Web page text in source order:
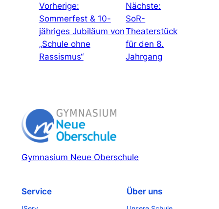
Vorherige:
Sommerfest & 10-
jähriges Jubiläum von
„Schule ohne
Rassismus“
Nächste:
SoR-
Theaterstück
für den 8.
Jahrgang
Gymnasium Neue Oberschule
Service Über uns